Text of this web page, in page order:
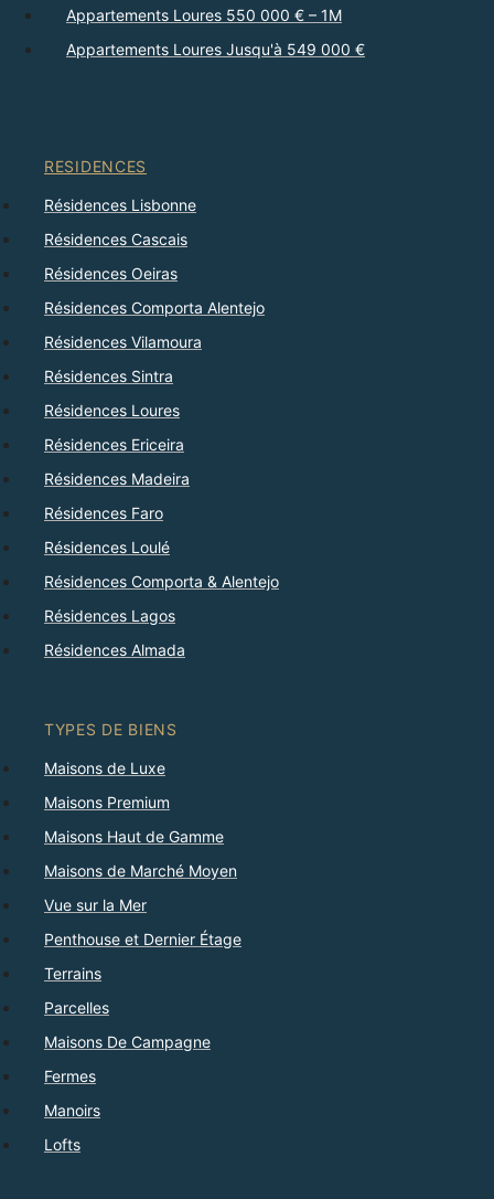
Appartements Loures 550 000 € – 1M
Appartements Loures Jusqu'à 549 000 €
RESIDENCES
Résidences Lisbonne
Résidences Cascais
Résidences Oeiras
Résidences Comporta Alentejo
Résidences Vilamoura
Résidences Sintra
Résidences Loures
Résidences Ericeira
Résidences Madeira
Résidences Faro
Résidences Loulé
Résidences Comporta & Alentejo
Résidences Lagos
Résidences Almada
TYPES DE BIENS
Maisons de Luxe
Maisons Premium
Maisons Haut de Gamme
Maisons de Marché Moyen
Vue sur la Mer
Penthouse et Dernier Étage
Terrains
Parcelles
Maisons De Campagne
Fermes
Manoirs
Lofts